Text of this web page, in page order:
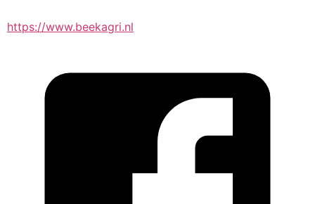
https://www.beekagri.nl